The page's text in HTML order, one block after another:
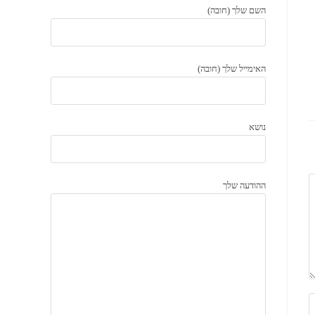
השם שלך (חובה)
האימייל שלך (חובה)
נושא
ההודעה שלך